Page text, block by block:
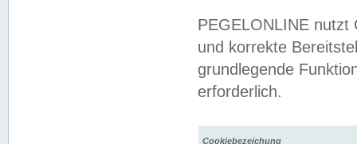
PEGELONLINE nutzt
und korrekte
grundlegende
erforderlich.
Cookiebezeichung